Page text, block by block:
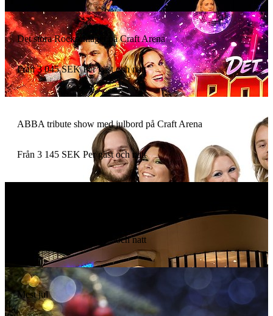
Det stora Rockschlaget på Craft Arena
Från 3 045 SEK Per gäst och natt
ABBA tribute show med julbord på Craft Arena
Från 3 145 SEK Per gäst och natt
Per gäst och natt
Mest jul